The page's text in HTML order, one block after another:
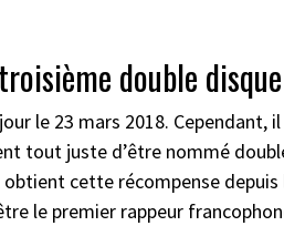
double
le 23 mars 2018. Cependant,
tout juste d’être nommé
cette récompense
le premier rappeur